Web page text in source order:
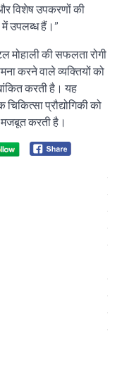
विशेष उपकरणों की
उपलब्ध हैं।”
मोहाली की सफलता रोगी
करने वाले व्यक्तियों को
करती है। यह
प्रौद्योगिकी को
मजबूत करती है।